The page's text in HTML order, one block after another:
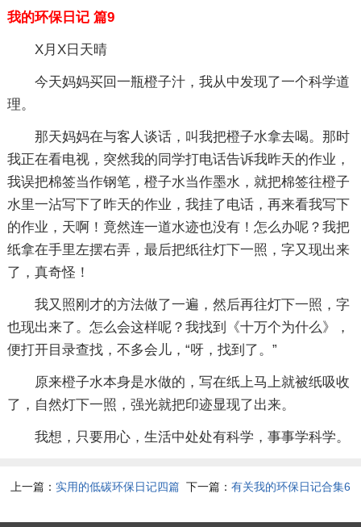
我的环保日记 篇9
X月X日天晴
今天妈妈买回一瓶橙子汁，我从中发现了一个科学道
理。
那天妈妈在与客人谈话，叫我把橙子水拿去喝。那时
我正在看电视，突然我的同学打电话告诉我昨天的作业，
我误把棉签当作钢笔，橙子水当作墨水，就把棉签往橙子
水里一沾写下了昨天的作业，我挂了电话，再来看我写下
的作业，天啊！竟然连一道水迹也没有！怎么办呢？我把
纸拿在手里左摆右弄，最后把纸往灯下一照，字又现出来
了，真奇怪！
我又照刚才的方法做了一遍，然后再往灯下一照，字
也现出来了。怎么会这样呢？我找到《十万个为什么》，
便打开目录查找，不多会儿，“呀，找到了。”
原来橙子水本身是水做的，写在纸上马上就被纸吸收
了，自然灯下一照，强光就把印迹显现了出来。
我想，只要用心，生活中处处有科学，事事学科学。
上一篇： 实用的低碳环保日记四篇 下一篇： 有关我的环保日记合集6